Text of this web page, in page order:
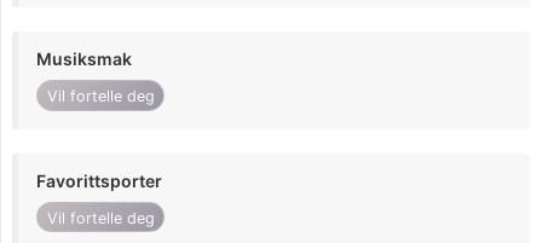
Musiksmak
Vil fortelle deg
Favorittsporter
Vil fortelle deg